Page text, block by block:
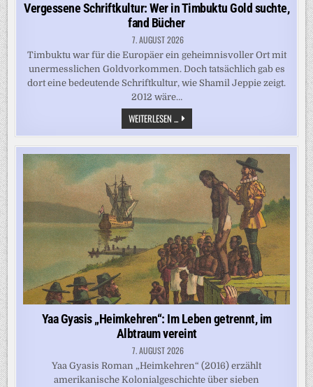
Vergessene Schriftkultur: Wer in Timbuktu Gold suchte,
fand Bücher
7. AUGUST 2026
Timbuktu war für die Europäer ein geheimnisvoller Ort mit
unermesslichen Goldvorkommen. Doch tatsächlich gab es
dort eine bedeutende Schriftkultur, wie Shamil Jeppie zeigt.
2012 wäre…
WEITERLESEN ...VERGESSENE
SCHRIFTKULTUR:
WER
IN
TIMBUKTU
GOLD
SUCHTE,
FAND
BÜCHER
Yaa Gyasis „Heimkehren“: Im Leben getrennt, im
Albtraum vereint
7. AUGUST 2026
Yaa Gyasis Roman „Heimkehren“ (2016) erzählt
amerikanische Kolonialgeschichte über sieben